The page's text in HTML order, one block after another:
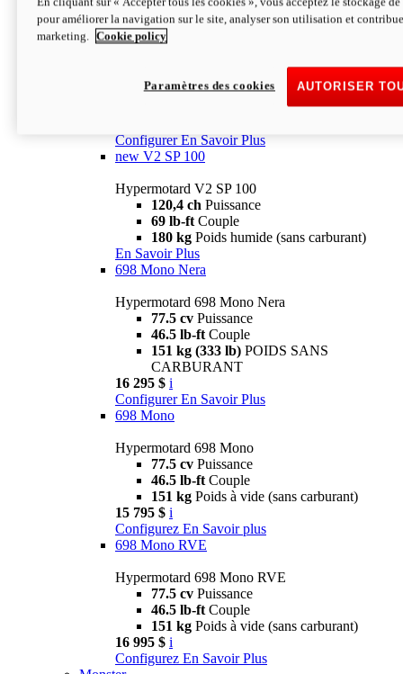
Configurer En Savoir Plus
newV2 SP
69 lb-ftCouple
Poids humide (sans carburant)
Configurer En Savoir Plus
new V2 SP 100
Hypermotard V2 SP 100
120,4 ch Puissance
69 lb-ft Couple
180 kg Poids humide (sans carburant)
En Savoir Plus
698 Mono Nera
Hypermotard 698 Mono Nera
77.5 cv Puissance
46.5 lb-ft Couple
151 kg (333 lb) POIDS SANS
CARBURANT
16 295 $ i
Configurer En Savoir Plus
698 Mono
Hypermotard 698 Mono
77.5 cv Puissance
46.5 lb-ft Couple
151 kg Poids à vide (sans carburant)
15 795 $ i
Configurez En Savoir plus
698 Mono RVE
Hypermotard 698 Mono RVE
77.5 cv Puissance
46.5 lb-ft Couple
151 kg Poids à vide (sans carburant)
16 995 $ i
Configurez En Savoir Plus
pour améliorer la navigation sur le site, analyser son utilisation et
marketing.
Cookie policy
AUTORISER
Paramètres des cookies